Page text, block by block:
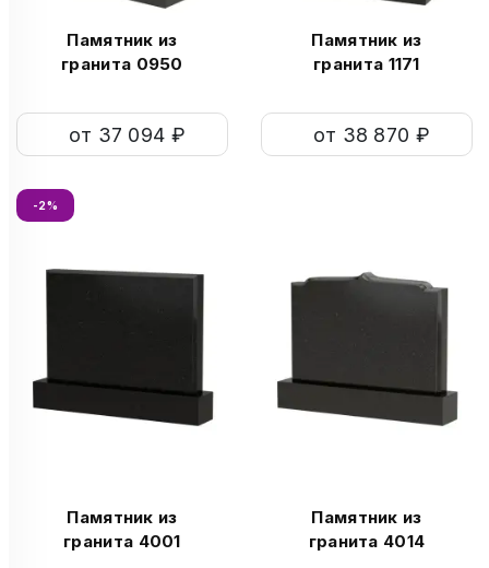
Памятник из
гранита 0950
от 37 094 ₽
Памятник из
гранита 1171
от 38 870 ₽
-2%
Памятник из
гранита 4001
Памятник из
гранита 4014